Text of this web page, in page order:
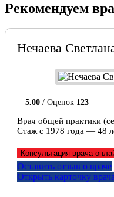
Рекомендуем
Нечаева
5.00 / Оценок 123
Врач общей практики
Стаж с 1978 года — 48
Консультация врача
Оставить отзыв о враче
Открыть карточку врача